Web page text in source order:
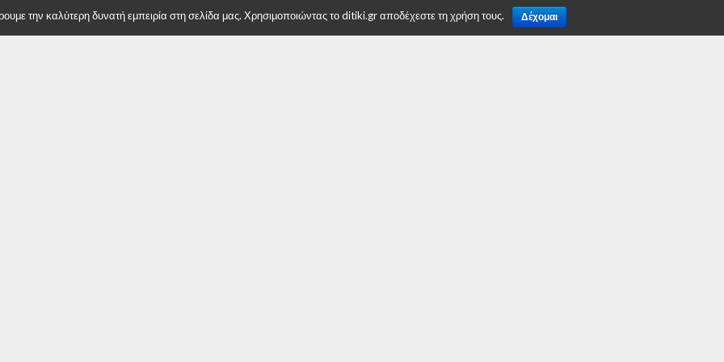
την καλύτερη δυνατή εμπειρία στη σελίδα μας. Χρησιμοποιώντας το ditiki.gr αποδέχεστε τη χρήση τους. Δέχομαι